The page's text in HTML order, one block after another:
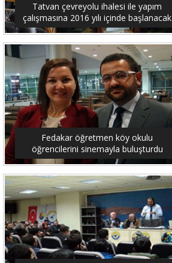
Tatvan çevreyolu ihalesi ile yapım
çalışmasına 2016 yılı içinde başlanacak
Fedakar öğretmen köy okulu
öğrencilerini sinemayla buluşturdu